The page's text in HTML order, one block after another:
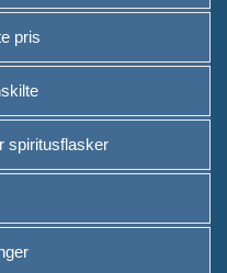
pris
spiritusflasker